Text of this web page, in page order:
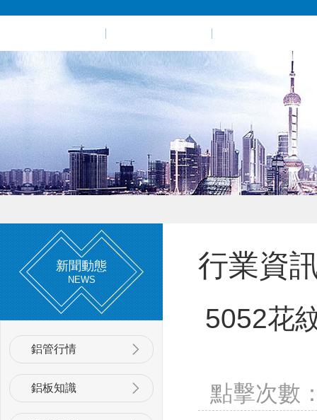
新聞動態
NEWS
鋁管行情
鋁板知識
行業資
5052花
點擊次數